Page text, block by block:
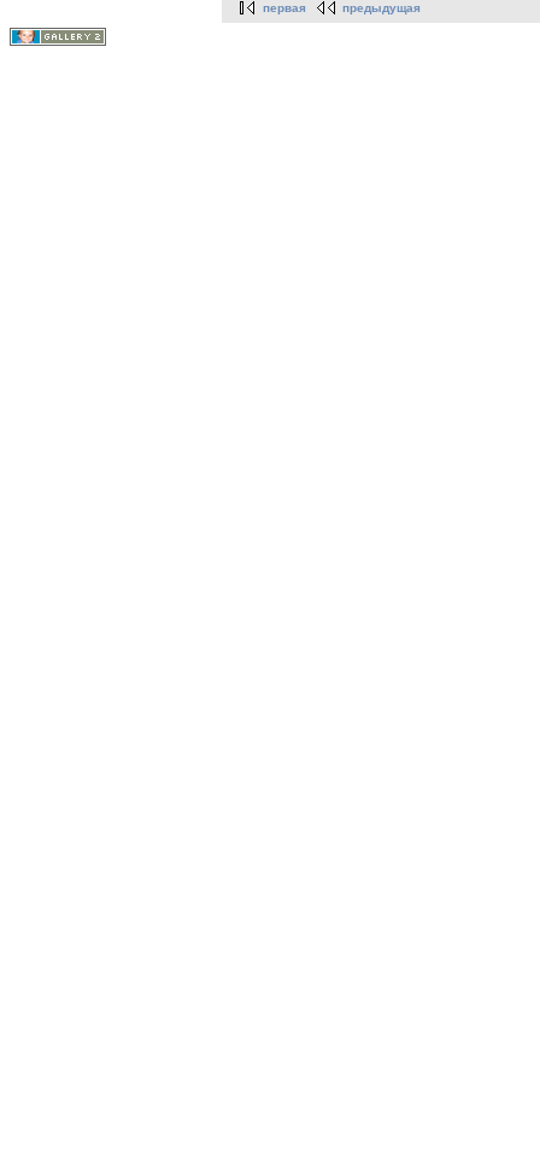
первая предыдущая